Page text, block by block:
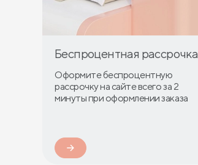
Беспроцентная рассрочка
Оформите беспроцентную
рассрочку на сайте всего за 2
минуты при оформлении заказа